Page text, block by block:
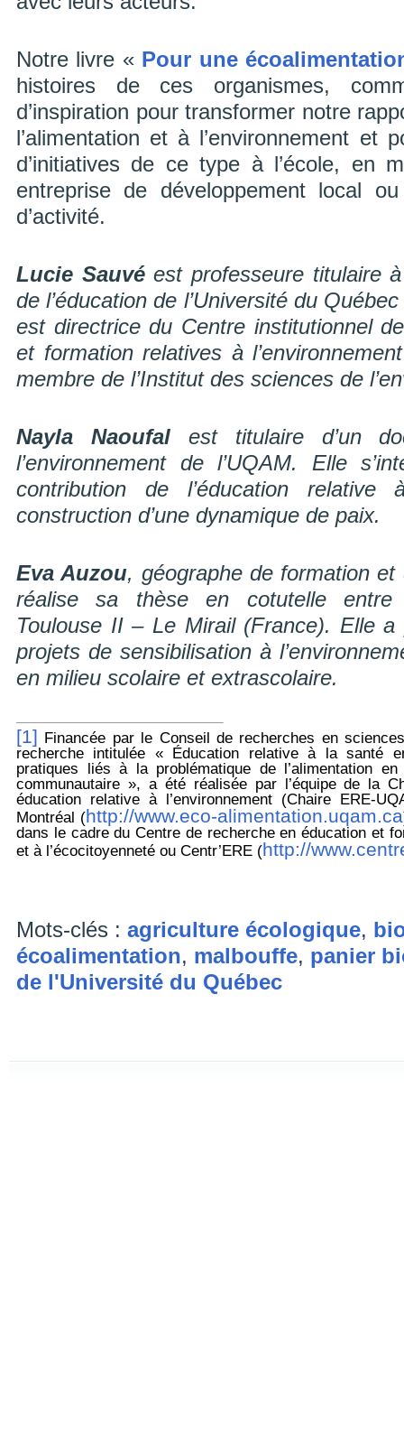
Notre livre « Pour une
histoires de ces organismes,
d’inspiration pour transformer notre
l’alimentation et à l’environnement et
d’initiatives de ce type à l’école, en
entreprise de développement local
d’activité.
Lucie Sauvéest professeure titulaire
de l’éducation de l’Université du
est directrice du Centre institutionnel
et formation relatives à
membre de l’Institut des sciences de
Nayla Naoufalest titulaire d’un
l’environnement de l’UQAM. Elle
contribution de l’éducation relative
construction d’une dynamique de paix.
Eva Auzou, géographe de formation
réalise sa thèse en cotutelle entre
Toulouse II – Le Mirail (France). Elle
projets de sensibilisation à
en milieu scolaire et extrascolaire.
[1] Financée par le Conseil de recherches en
recherche intitulée « Éducation relative à la santé
pratiques liés à la problématique de l’alimentation
communautaire », a été réalisée par l’équipe de la
éducation relative à l’environnement (Chaire ERE-
Montréal (http://www.eco-alimentation.uqam.ca
dans le cadre du Centre de recherche en éducation et
et à l’écocitoyenneté ou Centr’ERE (http://
Mots-clés : agriculture écologique,
écoalimentation, malbouffe, panier
de l'Université du Québec